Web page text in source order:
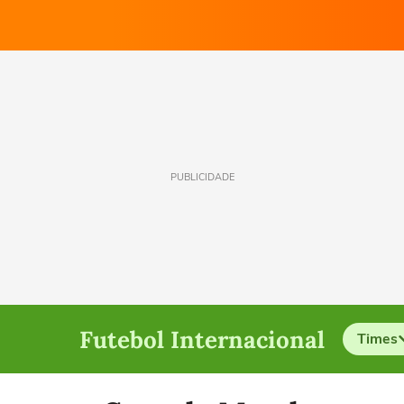
PUBLICIDADE
Futebol Internacional Times